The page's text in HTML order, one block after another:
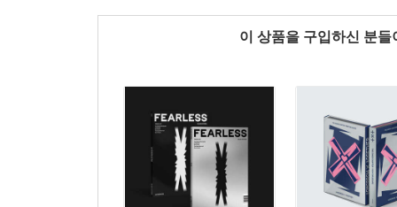
이 상품을 구입하신 분